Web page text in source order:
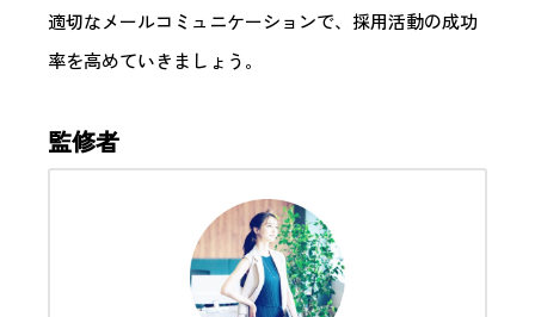
適切なメールコミュニケーションで、採用活動の成功
率を高めていきましょう。
監修者